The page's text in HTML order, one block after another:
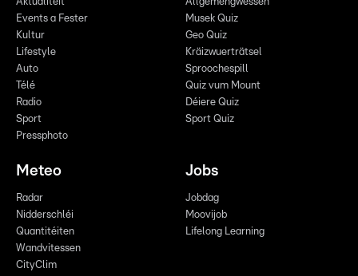
Events a Fester
Kultur
Lifestyle
Auto
Télé
Radio
Sport
Pressphoto
Musek Quiz
Geo Quiz
Kräizwuerträtsel
Sproochespill
Quiz vum Mount
Déiere Quiz
Sport Quiz
Meteo
Radar
Nidderschléi
Quantitéiten
Wandvitessen
CityClim
Jobs
Jobdag
Moovijob
Lifelong Learning